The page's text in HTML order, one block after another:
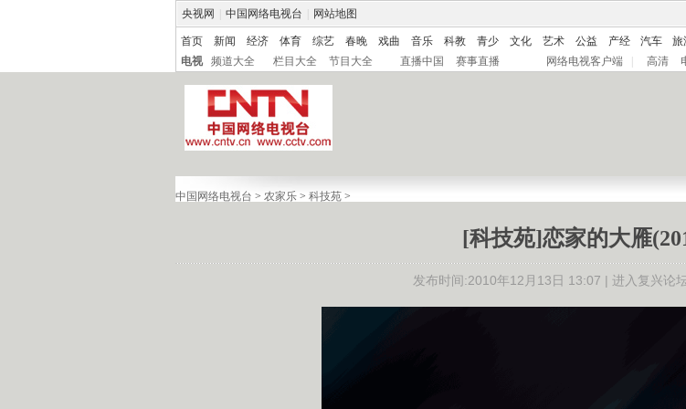
央视网 中国网络电视台 网站地图
首页 新闻 经济 体育 综艺 春晚 戏曲 音乐 科教 青少 文化 艺术 公益 产经 汽车 旅
电视
频道大全 栏目大全 节目大全 直播中国 赛事直播 网络电视客户端 高清
中国网络电视台 > 农家乐 > 科技苑 >
[科技苑]恋家的大雁
发布时间:2010年12月13日 13:07 | 进入复兴论